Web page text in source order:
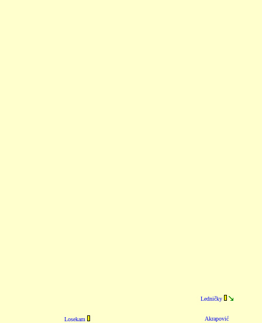
Ledničky
Losekam
Akrapović